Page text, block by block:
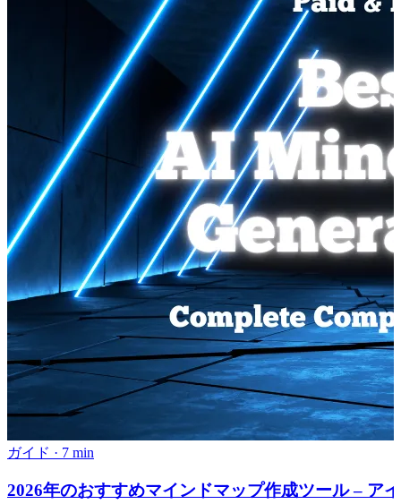
ガイド · 7 min
2026年のおすすめマインドマップ作成ツール – ア